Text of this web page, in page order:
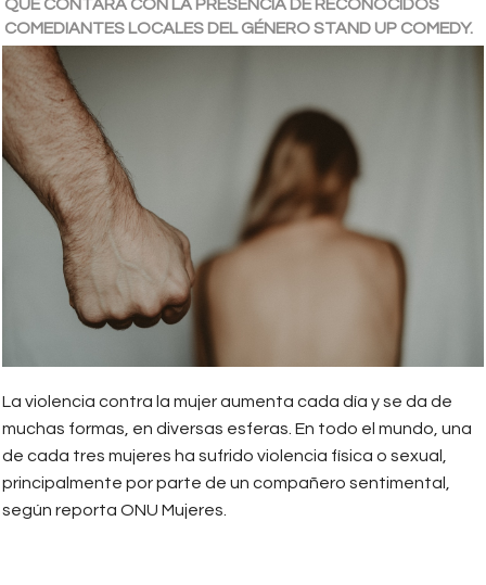
QUE CONTARÁ CON LA PRESENCIA DE RECONOCIDOS
COMEDIANTES LOCALES DEL GÉNERO STAND UP COMEDY.
La violencia contra la mujer aumenta cada día y se da de
muchas formas, en diversas esferas. En todo el mundo, una
de cada tres mujeres ha sufrido violencia física o sexual,
principalmente por parte de un compañero sentimental,
según reporta ONU Mujeres.